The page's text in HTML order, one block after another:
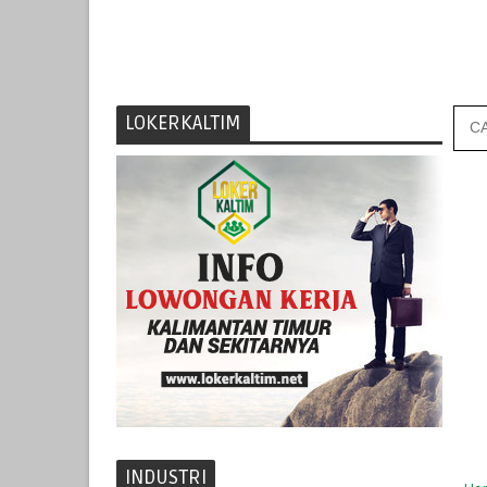
LOKERKALTIM
INDUSTRI